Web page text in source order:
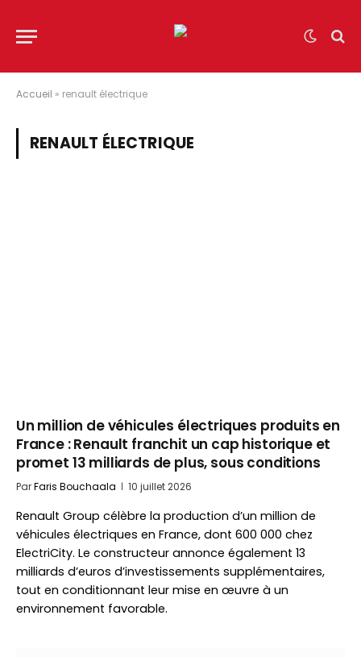
Accueil » renault électrique
RENAULT ÉLECTRIQUE
Un million de véhicules électriques produits en
France : Renault franchit un cap historique et
promet 13 milliards de plus, sous conditions
ParFaris Bouchaala 10 juillet 2026
Renault Group célèbre la production d’un million de
véhicules électriques en France, dont 600 000 chez
ElectriCity. Le constructeur annonce également 13
milliards d’euros d’investissements supplémentaires,
tout en conditionnant leur mise en œuvre à un
environnement favorable.